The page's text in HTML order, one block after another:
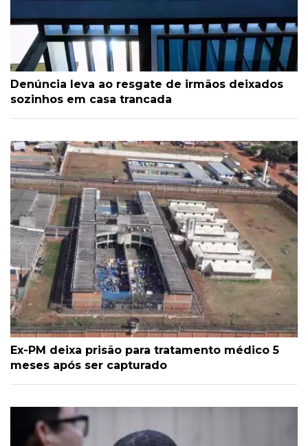
Denúncia leva ao resgate de irmãos deixados
sozinhos em casa trancada
Ex-PM deixa prisão para tratamento médico 5
meses após ser capturado